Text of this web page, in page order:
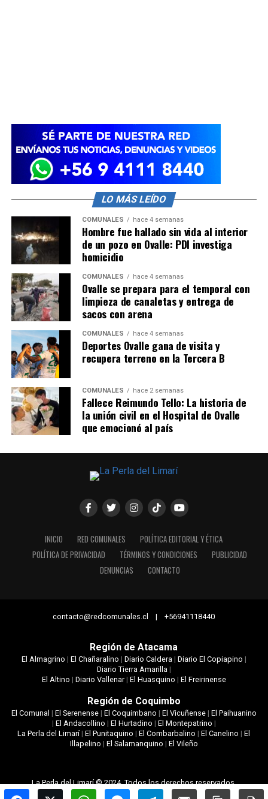
LO MÁS LEÍDO
COMUNALES hace 4 semanas
Hombre fue hallado sin vida al interior
de un pozo en Ovalle: PDI investiga
homicidio
COMUNALES hace 4 semanas
Ovalle se prepara para el temporal con
limpieza de canaletas y entrega de
sacos con arena
COMUNALES hace 4 semanas
Deportes Ovalle gana de visita y
recupera terreno en la Tercera B
COMUNALES hace 2 semanas
Fallece Reimundo Tello: La historia de
la unión civil en el Hospital de Ovalle
que emocionó al país
INICIO RED COMUNALES
POLÍTICA EDITORIAL Y ÉTICA
POLÍTICA DE PRIVACIDAD
TÉRMINOS Y CONDICIONES
PUBLICIDAD
DENUNCIAS
CONTACTO
contacto@redcomunales.cl | +56941118440
Región de Atacama
El Almagrino | El Chañaralino | Diario Caldera| Diario El Copiapino |
Diario Tierra Amarilla|
El Altino | Diario Vallenar| El Huasquino | El Freirinense
Región de Coquimbo
El Comunal | El Serenense| El Coquimbano | El Vicuñense| El Paihuanino
| El Andacollino | El Hurtadino | El Montepatrino |
La Perla del Limarí|El Punitaquino |El Combarbalino |El Canelino |El
Illapelino | El Salamanquino | El Vileño
La Perla del Limarí © 2024. Todos los derechos reservados.